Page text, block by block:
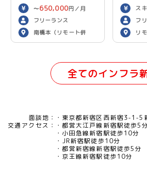
〜650,000円／月
フリーランス
南橋本（リモート併
用）
ス
フ
リ
全てのインフラ
面談地：
東京都新宿区西新宿3-1-5
交通アクセス：
都営大江戸線新宿駅徒歩5分
小田急線新宿駅徒歩10分
JR新宿駅徒歩10分
都営新宿線新宿駅徒歩5分
京王線新宿駅徒歩10分